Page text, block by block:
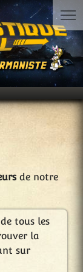
de notre
tous les
la
sur